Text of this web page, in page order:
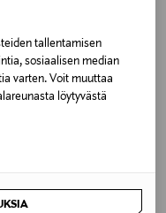
tallentamisen
sosiaalisen median
varten. Voit muuttaa
löytyvästä
Pikku Myy -koruheijastin